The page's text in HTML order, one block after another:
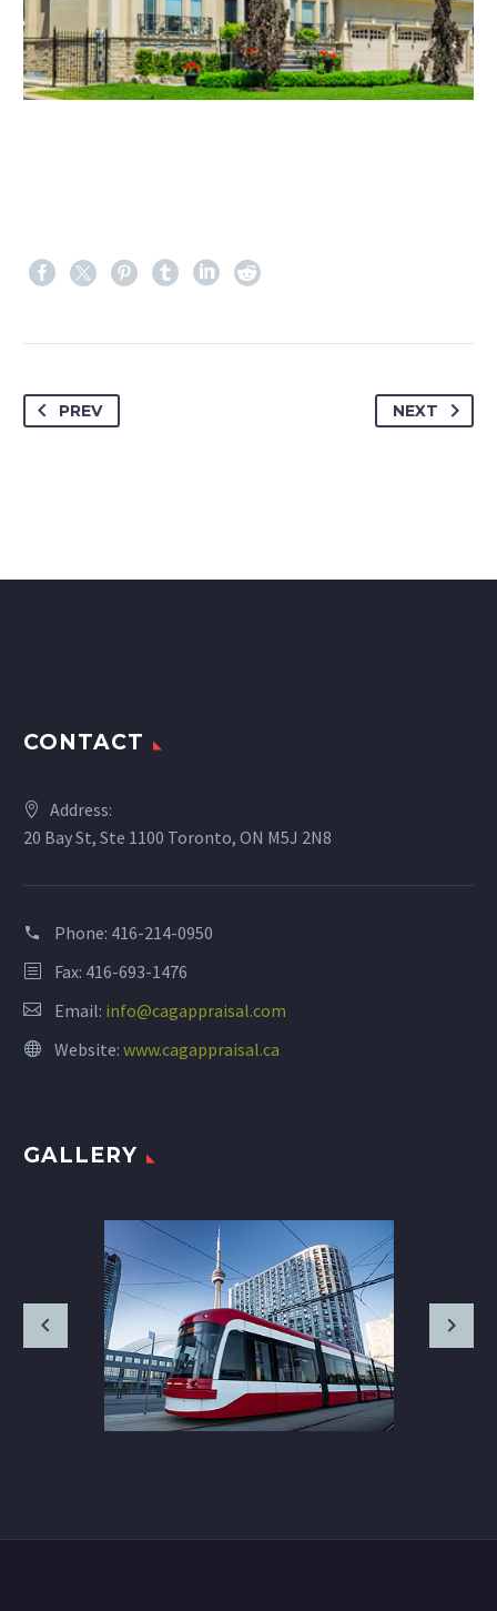
PREV NEXT
CONTACT
Address:
20 Bay St, Ste 1100 Toronto, ON M5J 2N8
Phone: 416-214-0950
Fax: 416-693-1476
Email: info@cagappraisal.com
Website: www.cagappraisal.ca
GALLERY